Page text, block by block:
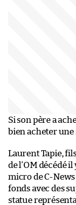
Si son père a
bien acheter une
Laurent Tapie,
de l’OM décédé
micro de C-
fonds avec des
statue